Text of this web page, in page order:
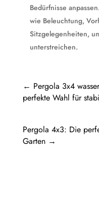
Bedürfnisse
wie Beleuchtung,
Sitzgelegenheiten,
unterstreichen.
← Pergola 3x4
perfekte Wahl für
Pergola 4x3: Die
Garten→